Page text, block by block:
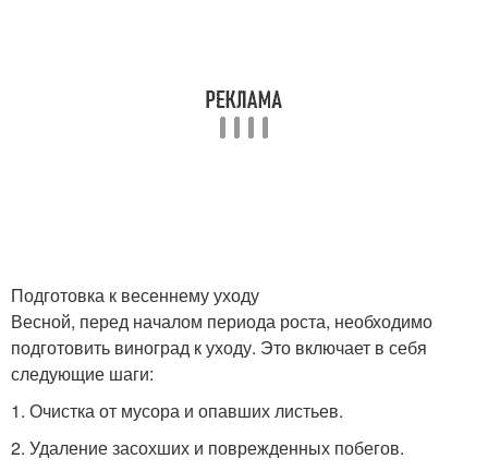
Подготовка к весеннему уходу
Весной, перед началом периода роста, необходимо
подготовить виноград к уходу. Это включает в себя
следующие шаги:
1. Очистка от мусора и опавших листьев.
2. Удаление засохших и поврежденных побегов.